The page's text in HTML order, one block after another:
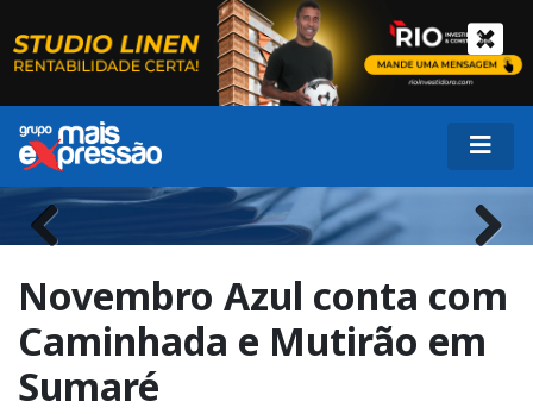
Previous
Novembro Azul conta com
Caminhada e Mutirão em
Sumaré